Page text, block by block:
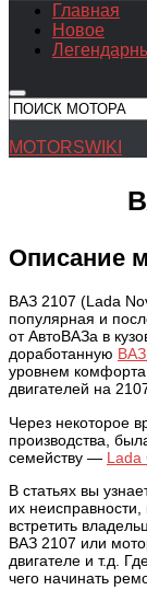
Главная
Новое
MOTORSWIKI
Описание
ВАЗ 2107 (Lada
популярная и
от АвтоВАЗа в
доработанную
уровнем
двигателей на
Через некоторое
производства,
семейству — Lada
В статьях вы
их
встретить
ВАЗ 2107 или
двигателе и т.д.
чего начинать